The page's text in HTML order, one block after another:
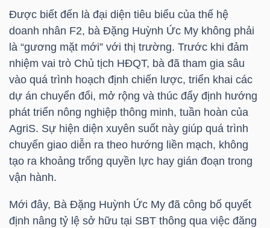
Được biết đến là đại diện tiêu biểu của thế hệ
doanh nhân F2, bà Đặng Huỳnh Ức My không phải
là “gương mặt mới” với thị trường. Trước khi đảm
nhiệm vai trò Chủ tịch HĐQT, bà đã tham gia sâu
vào quá trình hoạch định chiến lược, triển khai các
dự án chuyển đổi, mở rộng và thúc đẩy định hướng
phát triển nông nghiệp thông minh, tuần hoàn của
AgriS. Sự hiện diện xuyên suốt này giúp quá trình
chuyển giao diễn ra theo hướng liền mạch, không
tạo ra khoảng trống quyền lực hay gián đoạn trong
vận hành.
Mới đây, Bà Đặng Huỳnh Ức My đã công bố quyết
định nâng tỷ lệ sở hữu tại SBT thông qua việc đăng
NHÂN
PHÂN
TÍCH
VIETSTOCKFINANCE
VĨ